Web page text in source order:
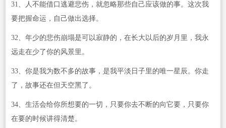
31、人不能借口逃避悲伤，就忽略那些自己应该做的事。这次我
要把握命运，自己做出选择。
32、年少的悲伤崩塌是可以寂静的，在长大以后的岁月里，我永
远走在少了你的风景里。
33、你是我为数不多的故事，是我平淡日子里的唯一星辰。你走
了，故事还在但天空黑了。
34、生活会给你所想要的一切，只要你去不断的向它要，只要你
在要的时候讲得清楚。